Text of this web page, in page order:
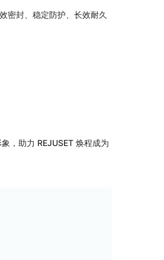
密封、稳定防护、长效耐久
，助力 REJUSET 焕程成为